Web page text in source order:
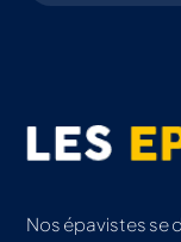
Nos épavistes se